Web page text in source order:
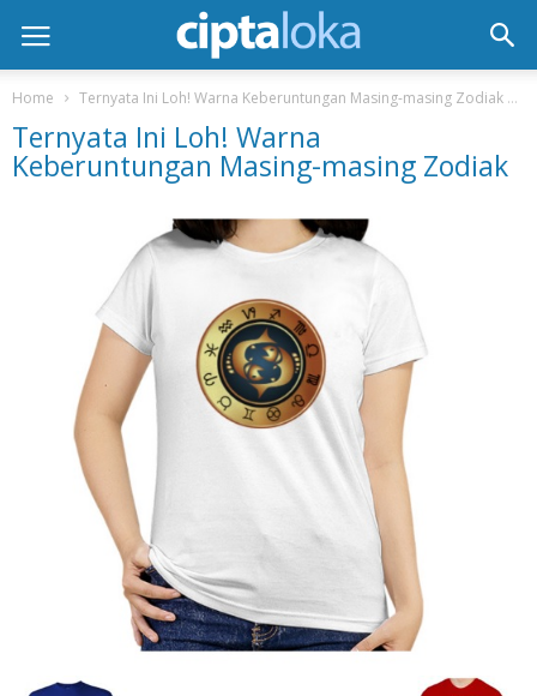
Home Ternyata Ini Loh! Warna Keberuntungan Masing-masing Zodiak
Ternyata Ini Loh! Warna
Keberuntungan Masing-masing Zodiak